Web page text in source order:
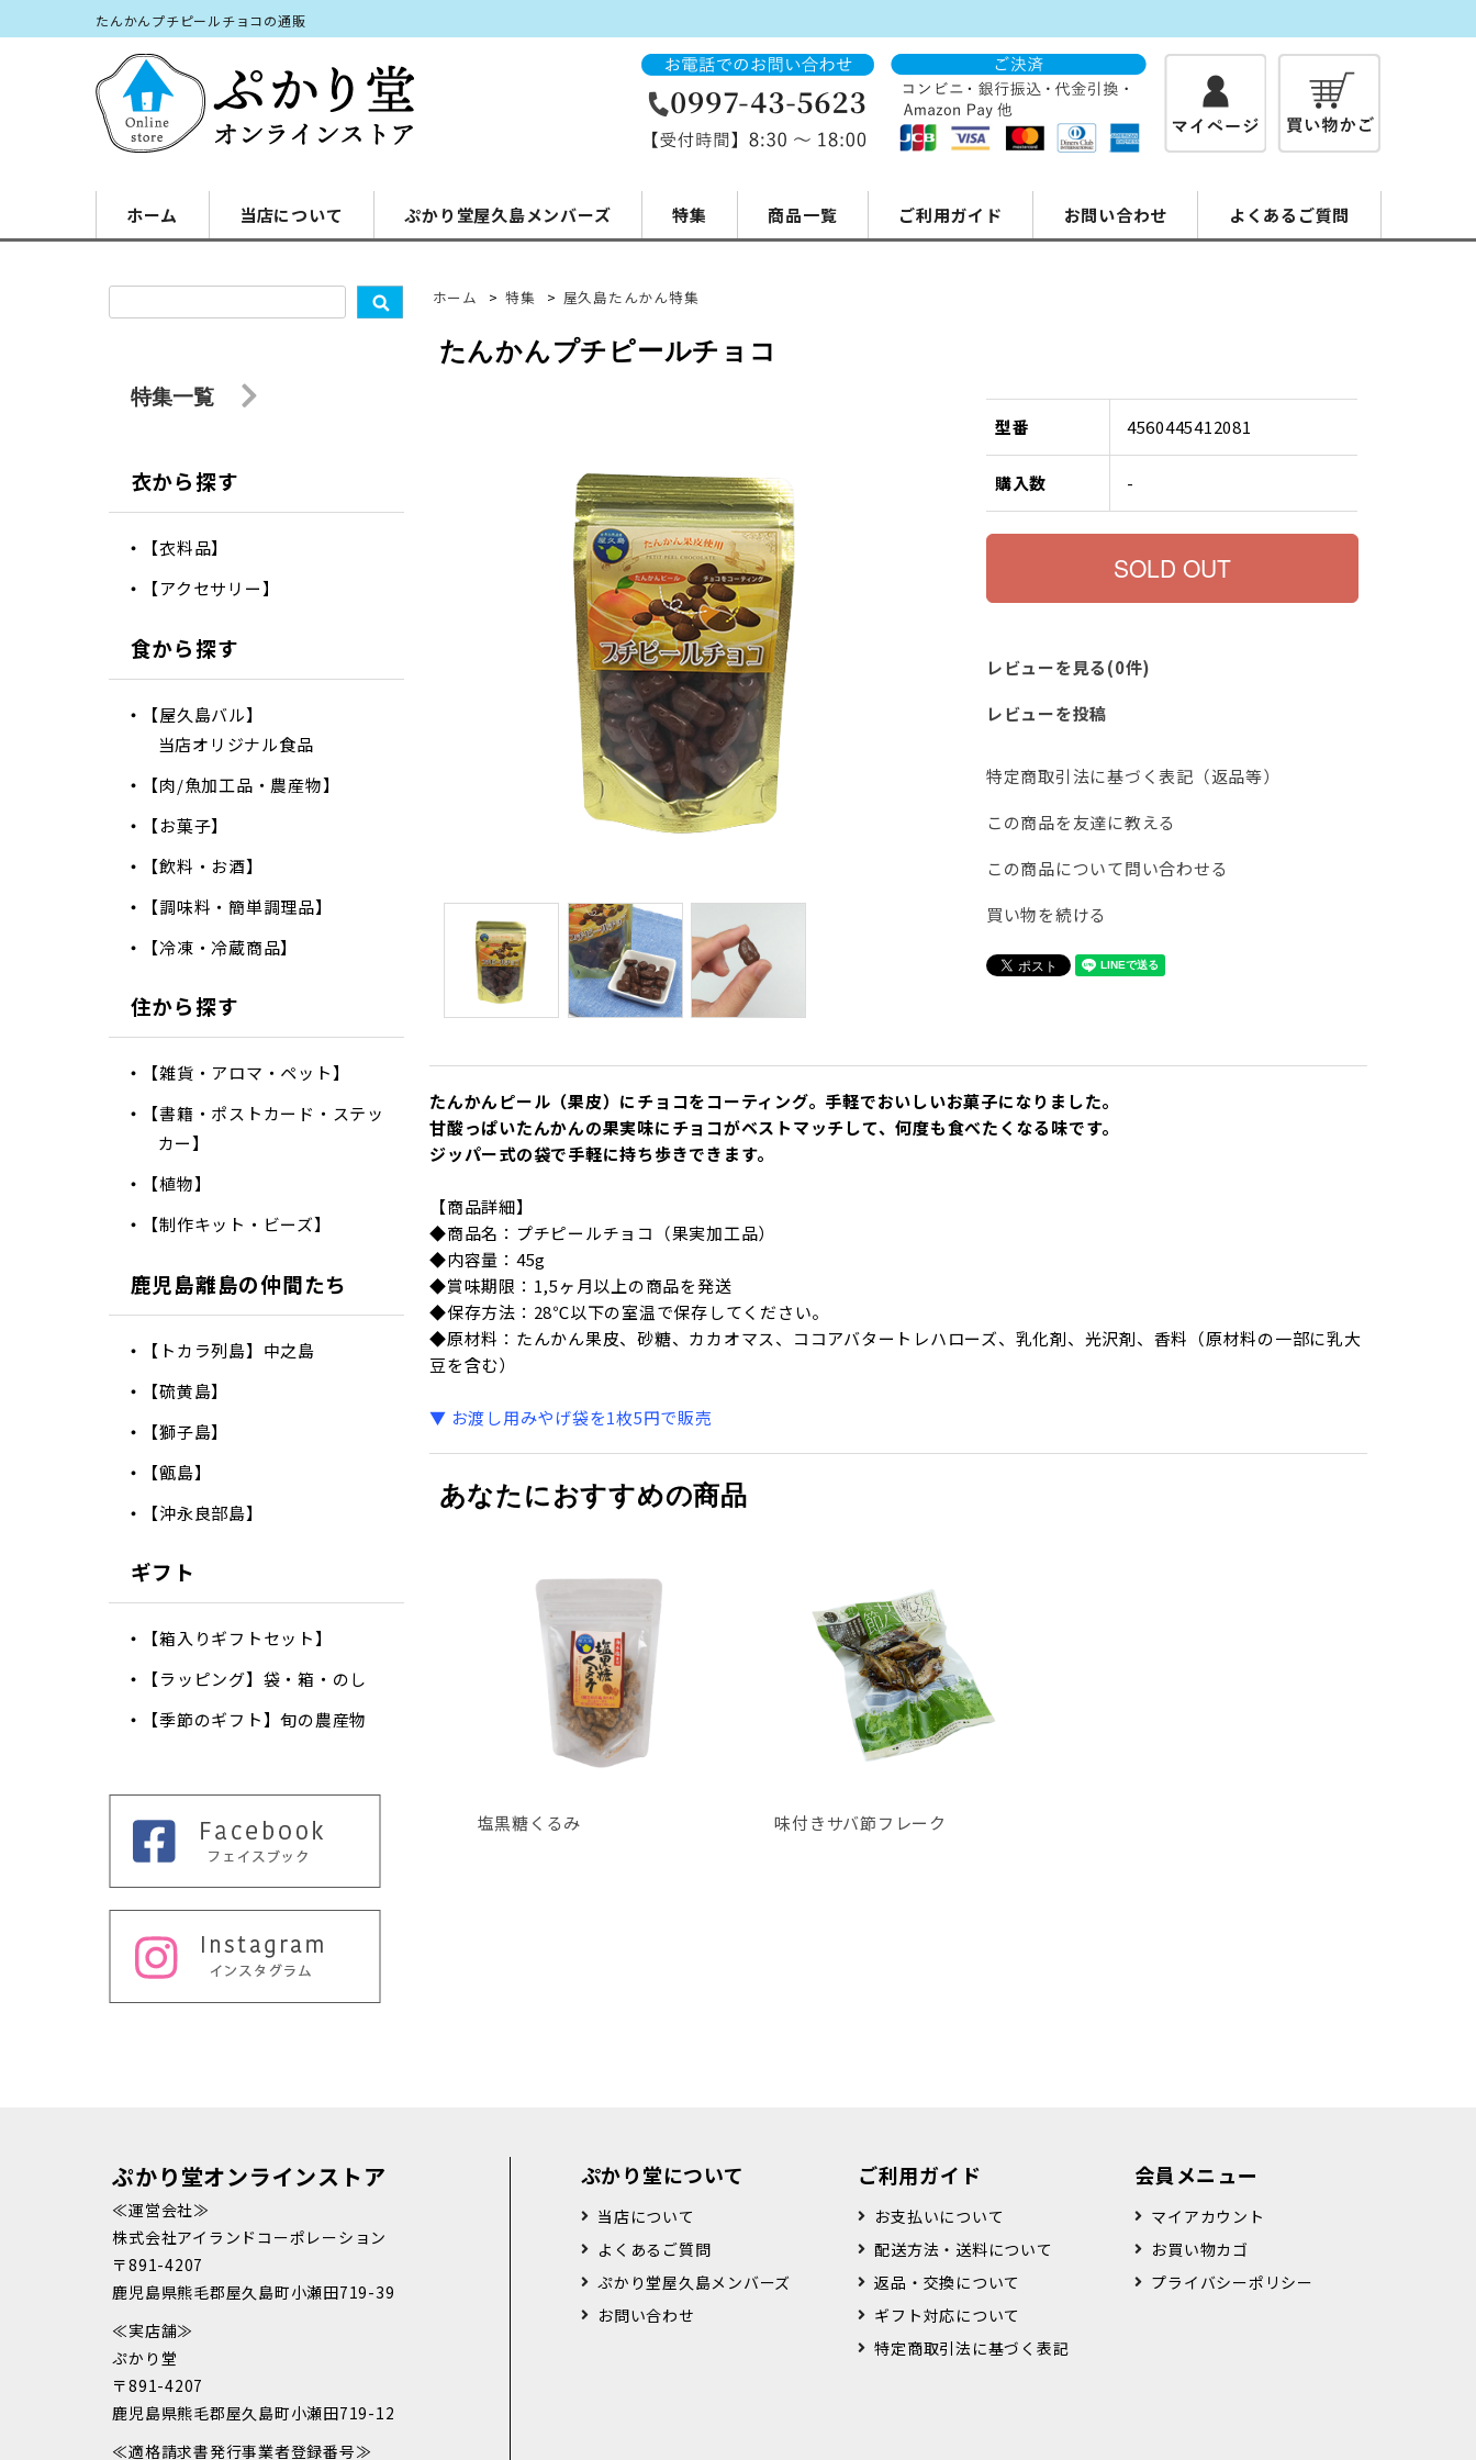
たんかんプチピールチョコの通販
ホーム 当店について ぷかり堂屋久島メンバーズ 特集 商品一覧 ご利用ガイド お問い合わせ よくあるご質問
ホーム > 特集 > 屋久島たんかん特集
たんかんプチピールチョコ
型番 4560445412081
購入数 -
レビューを見る(0件)
レビューを投稿
特定商取引法に基づく表記（返品等）
この商品を友達に教える
この商品について問い合わせる
買い物を続ける
たんかんピール（果皮）にチョコをコーティング。手軽でおいしいお菓子になりました。
甘酸っぱいたんかんの果実味にチョコがベストマッチして、何度も食べたくなる味です。
ジッパー式の袋で手軽に持ち歩きできます。
【商品詳細】
◆商品名：プチピールチョコ（果実加工品）
◆内容量：45g
◆賞味期限：1,5ヶ月以上の商品を発送
◆保存方法：28℃以下の室温で保存してください。
◆原材料：たんかん果皮、砂糖、カカオマス、ココアバタートレハローズ、乳化剤、光沢剤、香料（原材料の一部に乳大
豆を含む）
▼ お渡し用みやげ袋を1枚5円で販売
あなたにおすすめの商品
塩黒糖くるみ 味付きサバ節フレーク
特集一覧
衣から探す
【衣料品】
【アクセサリー】
食から探す
【屋久島バル】
当店オリジナル食品
【肉/魚加工品・農産物】
【お菓子】
【飲料・お酒】
【調味料・簡単調理品】
【冷凍・冷蔵商品】
住から探す
【雑貨・アロマ・ペット】
【書籍・ポストカード・ステッ
カー】
【植物】
【制作キット・ビーズ】
鹿児島離島の仲間たち
【トカラ列島】中之島
【硫黄島】
【獅子島】
【甑島】
【沖永良部島】
ギフト
【箱入りギフトセット】
【ラッピング】袋・箱・のし
【季節のギフト】旬の農産物
ぷかり堂オンラインストア
≪運営会社≫
株式会社アイランドコーポレーション
〒891-4207
鹿児島県熊毛郡屋久島町小瀬田719-39
≪実店舗≫
ぷかり堂
〒891-4207
鹿児島県熊毛郡屋久島町小瀬田719-12
≪適格請求書発行事業者登録番号≫
ぷかり堂について
当店について
よくあるご質問
ぷかり堂屋久島メンバーズ
お問い合わせ
ご利用ガイド
お支払いについて
配送方法・送料について
返品・交換について
ギフト対応について
特定商取引法に基づく表記
会員メニュー
マイアカウント
お買い物カゴ
プライバシーポリシー